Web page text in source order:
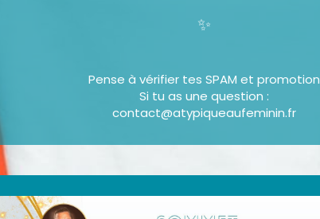
✨
Pense à vérifier tes SPAM et promotion
Si tu as une question :
contact@atypiqueaufeminin.fr